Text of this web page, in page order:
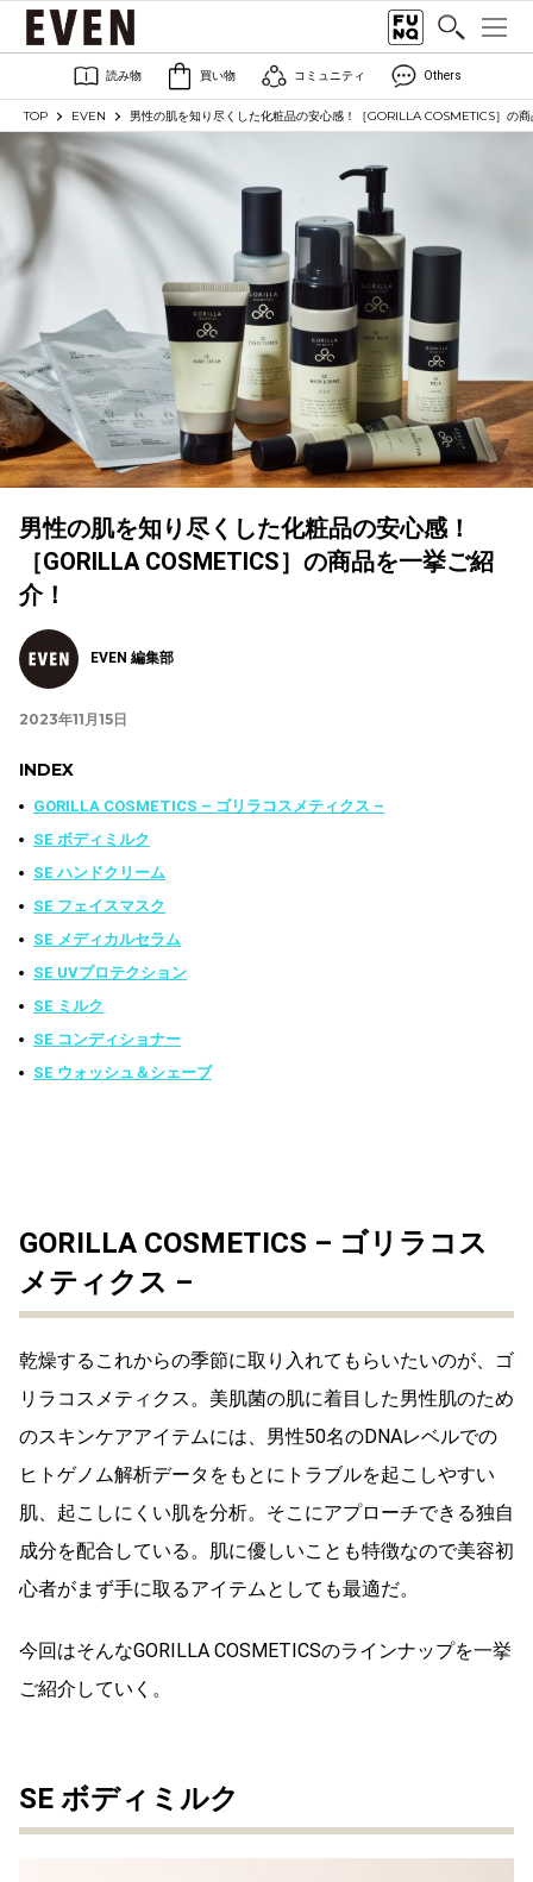
読み物 買い物 コミュニティ Others
TOP EVEN 男性の肌を知り尽くした化粧品の安心感！［GORILLA COSMETICS］の
男性の肌を知り尽くした化粧品の安心感！
［GORILLA COSMETICS］の商品を一挙ご紹
介！
EVEN 編集部
2023年11月15日
INDEX
GORILLA COSMETICS – ゴリラコスメティクス –
SE ボディミルク
SE ハンドクリーム
SE フェイスマスク
SE メディカルセラム
SE UVプロテクション
SE ミルク
SE コンディショナー
SE ウォッシュ＆シェーブ
GORILLA COSMETICS – ゴリラコス
メティクス –
乾燥するこれからの季節に取り入れてもらいたいのが、ゴ
リラコスメティクス。美肌菌の肌に着目した男性肌のため
のスキンケアアイテムには、男性50名のDNAレベルでの
ヒトゲノム解析データをもとにトラブルを起こしやすい
肌、起こしにくい肌を分析。そこにアプローチできる独自
成分を配合している。肌に優しいことも特徴なので美容初
心者がまず手に取るアイテムとしても最適だ。
今回はそんなGORILLA COSMETICSのラインナップを一挙
ご紹介していく。
SE ボディミルク